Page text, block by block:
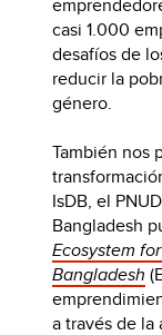
casi 1.000
desafíos de
reducir la
género.
También nos
IsDB, el
Bangladesh
Ecosystem
Bangladesh
a través de la